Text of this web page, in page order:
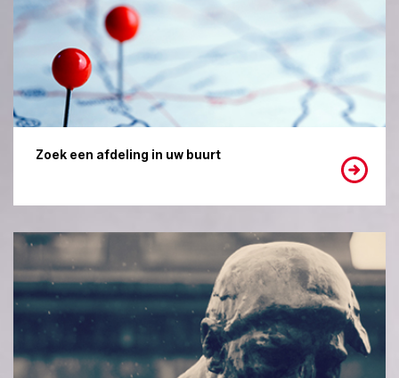
Zoek een afdeling in uw buurt